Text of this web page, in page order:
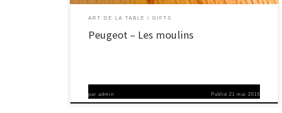
ART DE LA TABLE GIFTS
Peugeot – Les moulins
par admin Publié21 mai 2015